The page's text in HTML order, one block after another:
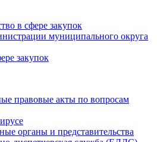
в сфере закупок
муниципального округа
закупок
правовые акты по вопросам
органы и представительства